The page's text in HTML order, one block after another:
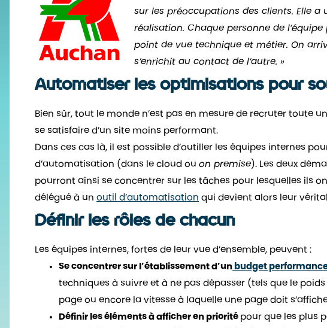
sur les préoccupations des clients. Elle
réalisation. Chaque personne de
point de vue technique et métier. On
s’enrichit au contact de l’autre. »
Automatiser les optimisations pour
Bien sûr, tout le monde n’est pas en mesure de recruter toute
se satisfaire d’un site moins performant.
Dans ces cas là, il est possible d’outiller les équipes internes
d’automatisation (dans le cloud ou on premise). Les deux
pourront ainsi se concentrer sur les tâches pour lesquelles ils
délégué à un outil d’automatisation qui devient alors leur
Définir les rôles de chacun
Les équipes internes, fortes de leur vue d’ensemble, peuvent :
Se concentrer sur l’établissement d’un budget
techniques à suivre et à ne pas dépasser (tels que le
page ou encore la vitesse à laquelle une page doit
Définir les éléments à afficher en priorité pour que les plus